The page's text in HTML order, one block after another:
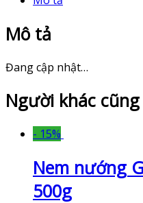
Mô tả
Đang cập nhật…
Người khác
- 15%
Nem nướng
500g